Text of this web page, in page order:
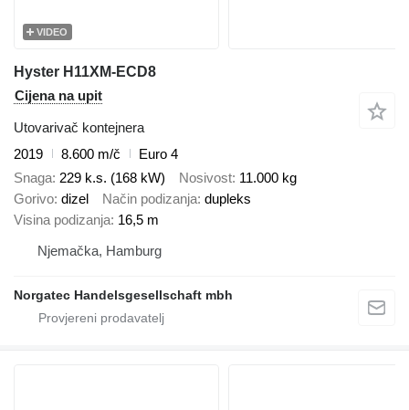
VIDEO
Hyster H11XM-ECD8
Cijena na upit
Utovarivač kontejnera
2019
8.600 m/č
Euro 4
Snaga 229 k.s. (168 kW) Nosivost 11.000 kg
Gorivo dizel Način podizanja dupleks
Visina podizanja 16,5 m
Njemačka, Hamburg
Norgatec Handelsgesellschaft mbh